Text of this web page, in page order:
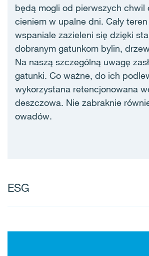
będą mogli od pierwszych chwil
cieniem w upalne dni. Cały
wspaniale zazieleni się dzięki
dobranym gatunkom bylin,
Na naszą szczególną uwagę
gatunki. Co ważne, do ich
wykorzystana retencjonowana
deszczowa. Nie zabraknie
owadów.
ESG